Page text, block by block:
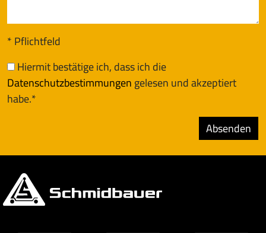
* Pflichtfeld
Hiermit bestätige ich, dass ich die
Datenschutzbestimmungengelesen und akzeptiert
habe.*
Absenden